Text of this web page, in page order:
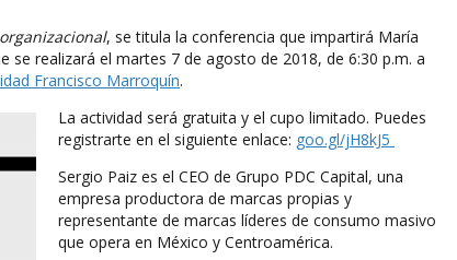
, se titula la conferencia que impartirá María
se realizará el martes 7 de agosto de 2018, de 6:30 p.m. a
Francisco Marroquín.
La actividad será gratuita y el cupo limitado. Puedes
registrarte en el siguiente enlace: goo.gl/jH8kJ5
Sergio Paiz es el CEO de Grupo PDC Capital, una
empresa productora de marcas propias y
representante de marcas líderes de consumo masivo
que opera en México y Centroamérica.